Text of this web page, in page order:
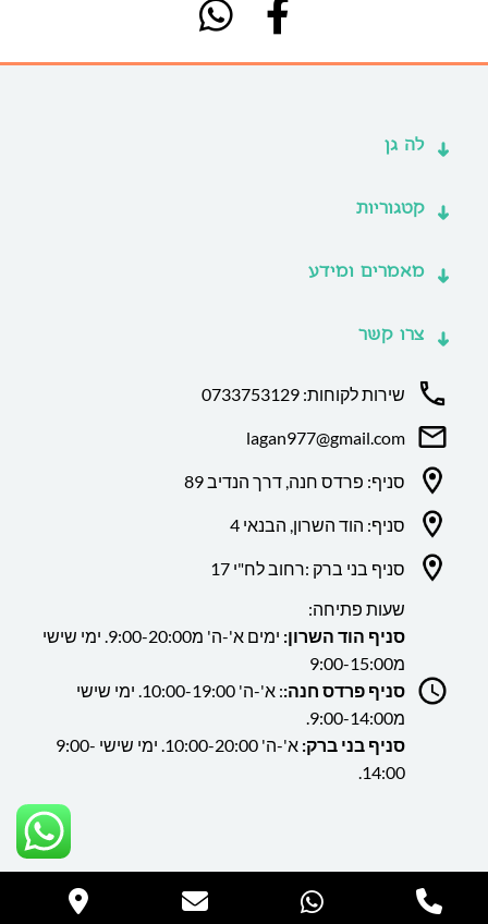
לה גן
קטגוריות
מאמרים ומידע
צרו קשר
שירות לקוחות: 0733753129
lagan977@gmail.com
סניף: פרדס חנה, דרך הנדיב 89
סניף: הוד השרון, הבנאי 4
סניף בני ברק :רחוב לח"י 17
שעות פתיחה:
סניף הוד השרון:
ימים א'-ה' מ9:00-20:00. ימי שישי
מ9:00-15:00
סניף פרדס חנה:
: א'-ה' 10:00-19:00. ימי שישי
מ9:00-14:00.
סניף בני ברק:
א'-ה' 10:00-20:00. ימי שישי 9:00-
14:00.
כל הזכויות שמורות ללה גן